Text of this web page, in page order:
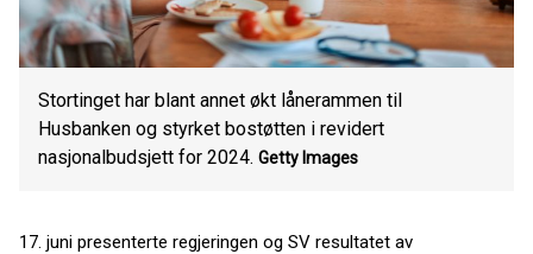
Stortinget har blant annet økt lånerammen til
Husbanken og styrket bostøtten i revidert
nasjonalbudsjett for 2024. Getty Images
17. juni presenterte regjeringen og SV resultatet av